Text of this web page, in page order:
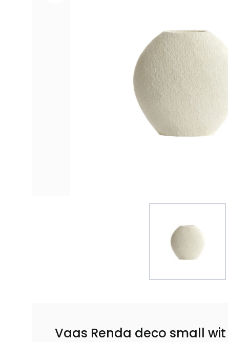
Vaas Renda deco small wit